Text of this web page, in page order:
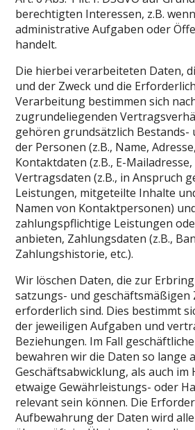
berechtigten Interessen, z.B.
administrative Aufgaben oder
handelt.
Die hierbei verarbeiteten Daten,
und der Zweck und die
Verarbeitung bestimmen sich
zugrundeliegenden
gehören grundsätzlich Bestands-
der Personen (z.B., Name,
Kontaktdaten (z.B., E-
Vertragsdaten (z.B., in Anspruch
Leistungen, mitgeteilte Inhalte
Namen von Kontaktpersonen)
zahlungspflichtige Leistungen
anbieten, Zahlungsdaten (z.B.,
Zahlungshistorie, etc.).
Wir löschen Daten, die zur
satzungs- und geschäftsmäßigen
erforderlich sind. Dies bestimmt
der jeweiligen Aufgaben und
Beziehungen. Im Fall
bewahren wir die Daten so lange
Geschäftsabwicklung, als auch im
etwaige Gewährleistungs- oder
relevant sein können. Die
Aufbewahrung der Daten wird